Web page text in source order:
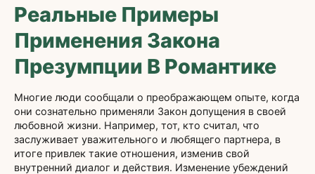
Реальные Примеры
Применения Закона
Презумпции В Романтике
Многие люди сообщали о преображающем опыте, когда
они сознательно применяли Закон допущения в своей
любовной жизни. Например, тот, кто считал, что
заслуживает уважительного и любящего партнера, в
итоге привлек такие отношения, изменив свой
внутренний диалог и действия. Изменение убеждений